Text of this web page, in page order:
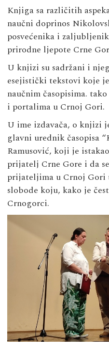
Knjiga sa različitih
naučni doprinos
posvećenika i
prirodne ljepote Crne
U knjizi su sadržani i
esejistički tekstovi koje
naučnim časopisima.
i portalima u Crnoj Gori.
U ime izdavača, o knjizi
glavni urednik časopisa
Ramusović, koji je
prijatelj Crne Gore i da
prijateljima u Crnoj Gori
slobode koju, kako je
Crnogorci.